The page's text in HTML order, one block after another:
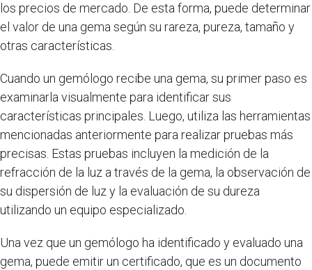
los precios de mercado. De esta forma, puede determinar
el valor de una gema según su rareza, pureza, tamaño y
otras características.
Cuando un gemólogo recibe una gema, su primer paso es
examinarla visualmente para identificar sus
características principales. Luego, utiliza las herramientas
mencionadas anteriormente para realizar pruebas más
precisas. Estas pruebas incluyen la medición de la
refracción de la luz a través de la gema, la observación de
su dispersión de luz y la evaluación de su dureza
utilizando un equipo especializado.
Una vez que un gemólogo ha identificado y evaluado una
gema, puede emitir un certificado, que es un documento